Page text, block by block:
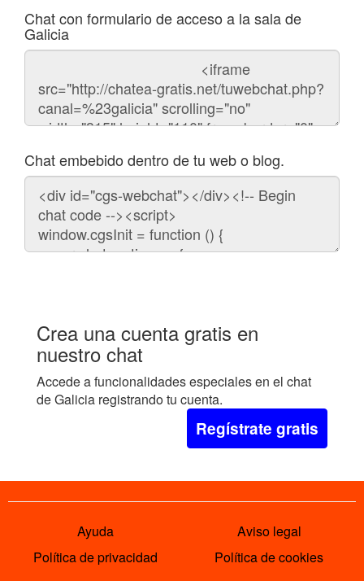
Chat con formulario de acceso a la sala de
Galicia
Código
chat
Chat embebido dentro de tu web o blog.
Código
para
embeber
chat
Crea una cuenta gratis en
nuestro chat
Accede a funcionalidades especiales en el chat
de Galicia registrando tu cuenta.
Regístrate gratis
Ayuda
Aviso legal
Política de privacidad
Política de cookies